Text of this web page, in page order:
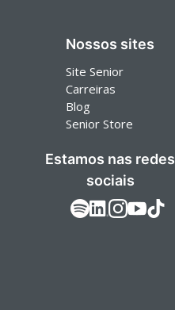
Nossos sites
Site Senior
Carreiras
Blog
Senior Store
Estamos nas redes
sociais